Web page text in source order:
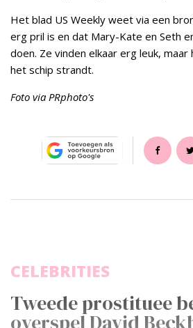
Het blad US Weekly weet via een
erg pril is en dat Mary-Kate en Seth
doen. Ze vinden elkaar erg leuk,
het schip strandt.
Foto via PRphoto's
Tweede prostituee
overspel David
CELEBRITIES